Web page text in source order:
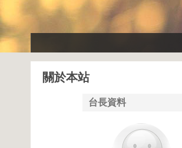
關於本站
台長資料